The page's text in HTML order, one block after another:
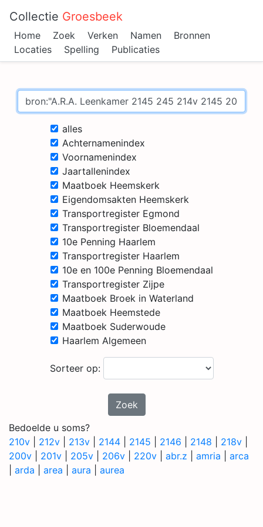
Collectie Groesbeek
Home Zoek Verken Namen
Bronnen
Locaties
Spelling Publicaties
alles
Achternamenindex
Voornamenindex
Jaartallenindex
Maatboek Heemskerk
Eigendomsakten Heemskerk
Transportregister Egmond
Transportregister Bloemendaal
10e Penning Haarlem
Transportregister Haarlem
10e en 100e Penning Bloemendaal
Transportregister Zijpe
Maatboek Broek in Waterland
Maatboek Heemstede
Maatboek Suderwoude
Haarlem Algemeen
Sorteer op:
Zoek
Bedoelde u soms?
210v
212v 213v 2144 2145 2146 2148 218v
200v
201v 205v 206v 220v abr.z amria
arca
arda area aura aurea